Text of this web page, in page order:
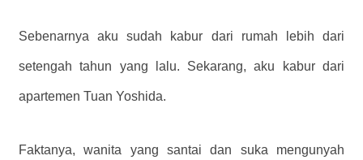
Sebenarnya aku sudah kabur dari rumah lebih dari
setengah tahun yang lalu. Sekarang, aku kabur dari
apartemen Tuan Yoshida.
Faktanya, wanita yang santai dan suka mengunyah